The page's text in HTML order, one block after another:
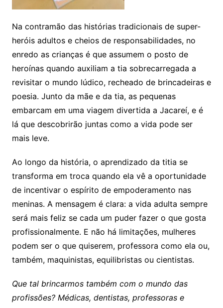
Na contramão das histórias tradicionais de super-
heróis adultos e cheios de responsabilidades, no
enredo as crianças é que assumem o posto de
heroínas quando auxiliam a tia sobrecarregada a
revisitar o mundo lúdico, recheado de brincadeiras e
poesia. Junto da mãe e da tia, as pequenas
embarcam em uma viagem divertida a Jacareí, e é
lá que descobrirão juntas como a vida pode ser
mais leve.
Ao longo da história, o aprendizado da titia se
transforma em troca quando ela vê a oportunidade
de incentivar o espírito de empoderamento nas
meninas. A mensagem é clara: a vida adulta sempre
será mais feliz se cada um puder fazer o que gosta
profissionalmente. E não há limitações, mulheres
podem ser o que quiserem, professora como ela ou,
também, maquinistas, equilibristas ou cientistas.
Que tal brincarmos também com o mundo das
profissões? Médicas, dentistas, professoras e